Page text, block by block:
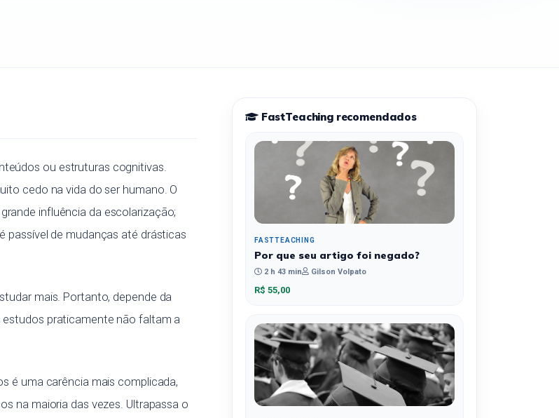
ou estruturas cognitivas.
cedo na vida do ser humano. O
influência da escolarização;
passível de mudanças até drásticas
mais. Portanto, depende da
praticamente não faltam a
é uma carência mais complicada,
na maioria das vezes. Ultrapassa o
FastTeaching recomendados
FASTTEACHING
Por que seu artigo foi negado?
2 h 43 min Gilson Volpato
R$ 55,00